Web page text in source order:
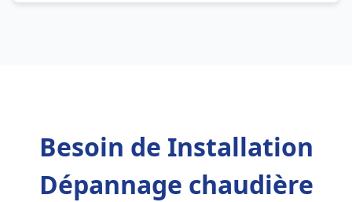
Besoin de Installation
Dépannage chaudière